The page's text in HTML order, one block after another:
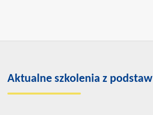
Aktualne szkolenia z podstaw